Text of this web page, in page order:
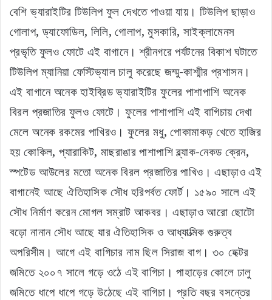
বেশি ভ্যারাইটির টিউলিপ ফুল দেখতে পাওয়া যায়। টিউলিপ ছাড়াও
গোলাপ, ড্যাফোডিল, লিলি, গোলাপ, মুসকারি, সাইক্লামেনস
প্রভৃতি ফুলও ফোটে এই বাগানে। শ্রীনগরে পর্যটনের বিকাশ ঘটাতে
টিউলিপ ম্যানিয়া ফেস্টিভ্যাল চালু করেছে জম্মু-কাশ্মীর প্রশাসন।
এই বাগানে অনেক হাইব্রিড ভ্যারাইটির ফুলের পাশাপাশি অনেক
বিরল প্রজাতির ফুলও ফোটে। ফুলের পাশাপাশি এই বাগিচায় দেখা
মেলে অনেক রকমের পাখিরও। ফুলের মধু, পোকামাকড় খেতে হাজির
হয় কোকিল, প্যারাকিট, মাছরাঙার পাশাপাশি ব্ল্যাক-নেকড ক্রেন,
স্পটেড আউলের মতো অনেক বিরল প্রজাতির পাখিও। এছাড়াও এই
বাগানেই আছে ঐতিহাসিক সৌধ হরিপর্বত ফোর্ট। ১৫৯০ সালে এই
সৌধ নির্মাণ করেন মোগল সম্রাট আকবর। এছাড়াও আরো ছোটো
বড়ো নানান সৌধ আছে যার ঐতিহাসিক ও আধ্যাত্মিক গুরুত্ব
অপরিসীম। আগে এই বাগিচার নাম ছিল সিরাজ বাগ। ৩০ হেক্টর
জমিতে ২০০৭ সালে গড়ে ওঠে এই বাগিচা। পাহাড়ের কোলে ঢালু
জমিতে ধাপে ধাপে গড়ে উঠেছে এই বাগিচা। প্রতি বছর বসন্তের